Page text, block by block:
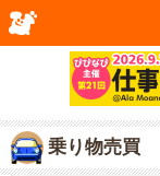
乗り物売買